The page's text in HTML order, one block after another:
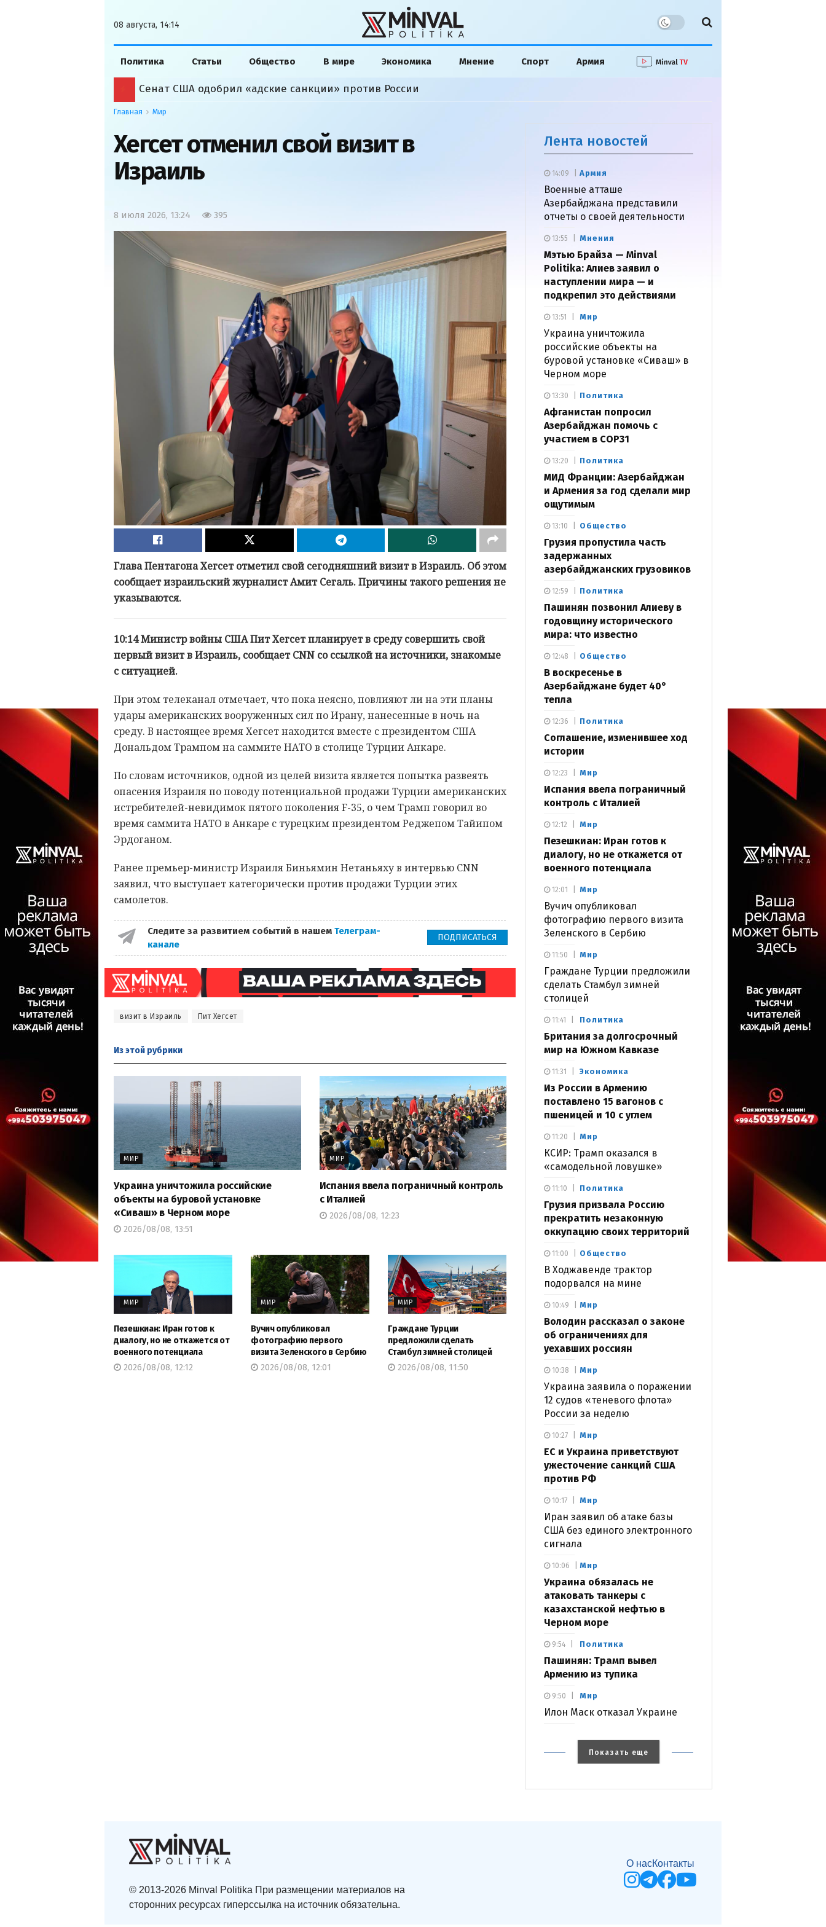
08 августа, 14:14
Политика Статьи Общество В мире Экономика Мнение Спорт Армия
Сенат США одобрил «адские санкции» против России
Главная Мир
Хегсет отменил свой визит в
Израиль
8 июля 2026, 13:24 395
Глава Пентагона Хегсет отметил свой сегодняшний визит в Израиль. Об этом
сообщает израильский журналист Амит Сегаль. Причины такого решения не
указываются.
10:14 Министр войны США Пит Хегсет планирует в среду совершить свой
первый визит в Израиль, сообщает CNN со ссылкой на источники, знакомые
с ситуацией.
При этом телеканал отмечает, что пока неясно, повлияют ли на эти планы
удары американских вооруженных сил по Ирану, нанесенные в ночь на
среду. В настоящее время Хегсет находится вместе с президентом США
Дональдом Трампом на саммите НАТО в столице Турции Анкаре.
По словам источников, одной из целей визита является попытка развеять
опасения Израиля по поводу потенциальной продажи Турции американских
истребителей-невидимок пятого поколения F-35, о чем Трамп говорил во
время саммита НАТО в Анкаре с турецким президентом Реджепом Тайипом
Эрдоганом.
Ранее премьер-министр Израиля Биньямин Нетаньяху в интервью CNN
заявил, что выступает категорически против продажи Турции этих
самолетов.
Следите за развитием событий в нашем Телеграм-
канале
ПОДПИСАТЬСЯ
визит в Израиль Пит Хегсет
Из этой рубрики
МИР
Украина уничтожила российские
объекты на буровой установке
«Сиваш» в Черном море
2026/08/08, 13:51
МИР
Испания ввела пограничный контроль
с Италией
2026/08/08, 12:23
МИР
Пезешкиан: Иран готов к
диалогу, но не откажется от
военного потенциала
2026/08/08, 12:12
МИР
Вучич опубликовал
фотографию первого
визита Зеленского в Сербию
2026/08/08, 12:01
МИР
Граждане Турции
предложили сделать
Стамбул зимней столицей
2026/08/08, 11:50
Лента новостей
Армия
Военные атташе
Азербайджана представили
отчеты о своей деятельности
14:09
Мнения
Мэтью Брайза — Minval
Politika: Алиев заявил о
наступлении мира — и
подкрепил это действиями
13:55
Мир
Украина уничтожила
российские объекты на
буровой установке «Сиваш» в
Черном море
13:51
Политика
Афганистан попросил
Азербайджан помочь с
участием в COP31
13:30
Политика
МИД Франции: Азербайджан
и Армения за год сделали мир
ощутимым
13:20
Общество
Грузия пропустила часть
задержанных
азербайджанских грузовиков
13:10
Политика
Пашинян позвонил Алиеву в
годовщину исторического
мира: что известно
12:59
Общество
В воскресенье в
Азербайджане будет 40°
тепла
12:48
Политика
Соглашение, изменившее ход
истории
12:36
Мир
Испания ввела пограничный
контроль с Италией
12:23
Мир
Пезешкиан: Иран готов к
диалогу, но не откажется от
военного потенциала
12:12
Мир
Вучич опубликовал
фотографию первого визита
Зеленского в Сербию
12:01
Мир
Граждане Турции предложили
сделать Стамбул зимней
столицей
11:50
Политика
Британия за долгосрочный
мир на Южном Кавказе
11:41
Экономика
Из России в Армению
поставлено 15 вагонов с
пшеницей и 10 с углем
11:31
Мир
КСИР: Трамп оказался в
«самодельной ловушке»
11:20
Политика
Грузия призвала Россию
прекратить незаконную
оккупацию своих территорий
11:10
Общество
В Ходжавенде трактор
подорвался на мине
11:00
Мир
Володин рассказал о законе
об ограничениях для
уехавших россиян
10:49
Мир
Украина заявила о поражении
12 судов «теневого флота»
России за неделю
10:38
Мир
ЕС и Украина приветствуют
ужесточение санкций США
против РФ
10:27
Мир
Иран заявил об атаке базы
США без единого электронного
сигнала
10:17
Мир
Украина обязалась не
атаковать танкеры с
казахстанской нефтью в
Черном море
10:06
Политика
Пашинян: Трамп вывел
Армению из тупика
9:54
Мир
Илон Маск отказал Украине
9:50
Показать еще
© 2013-2026 Minval Politika При размещении материалов на
сторонних ресурсах гиперссылка на источник обязательна.
О насКонтакты